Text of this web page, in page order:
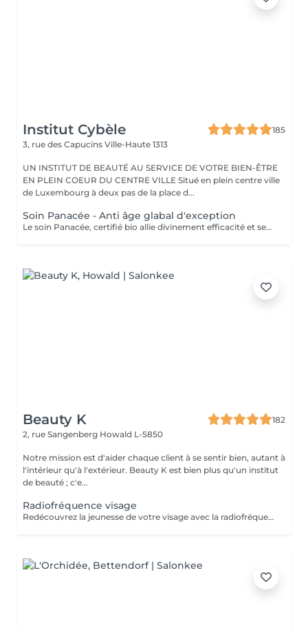
Institut Cybèle
185
3, rue des Capucins Ville-Haute 1313
UN INSTITUT DE BEAUTÉ AU SERVICE DE VOTRE BIEN-ÊTRE
EN PLEIN COEUR DU CENTRE VILLE Situé en plein centre ville
de Luxembourg à deux pas de la place d...
Soin Panacée - Anti âge glabal d'exception
Le soin Panacée, certifié bio allie divinement efficacité et sensorialité et cible tous les signes de l'âge : rides, éclat, fermeté. Des textures originales et un modelage visage resculptant unique réalisé à l'aide du Dermophyt's, un appareil à ondes sonores permettant de travailler les tissus en profondeur, pour des résultats visibles instantanément après un seul soin !
Beauty K
182
2, rue Sangenberg Howald L-5850
Notre mission est d'aider chaque client à se sentir bien, autant à
l'intérieur qu'à l'extérieur. Beauty K est bien plus qu'un institut
de beauté ; c'e...
Radiofréquence visage
Redécouvrez la jeunesse de votre visage avec la radiofréquence ! Ce traitement utilise des ondes électromagnétiques pour générer de la chaleur, provoquant une rétraction immédiate des fibres de collagène et stimulant leur production. Cela permet de remodeler l'ovale du visage et de repulper la peau. Idéal contre le relâchement cutané et les signes de vieillissement, il redéfinit les contours du visage et raffermit la peau, offrant des résultats visibles et sans risques. Vous constaterez une amélioration de la fermeté, une réduction des pores et une diminution des cellules adipeuses dans les zones traitées. Une cure de 5 séances est recommandée. Chaque séance renforce les effets pour une transformation progressive et durable.